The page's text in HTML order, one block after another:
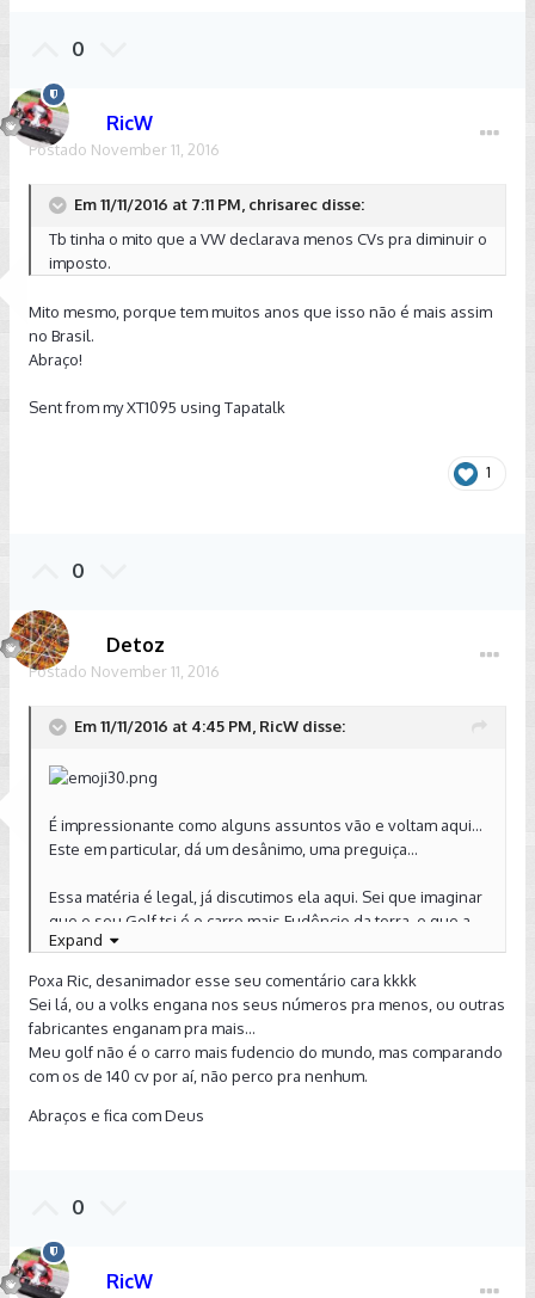
0
RicW
Postado November 11, 2016
Em 11/11/2016 at 7:11 PM, chrisarec disse:
Tb tinha o mito que a VW declarava menos CVs pra diminuir o
imposto.
Mito mesmo, porque tem muitos anos que isso não é mais assim
no Brasil.
Abraço!
Sent from my XT1095 using Tapatalk
1
0
Detoz
Postado November 11, 2016
Em 11/11/2016 at 4:45 PM, RicW disse:
É impressionante como alguns assuntos vão e voltam aqui...
Este em particular, dá um desânimo, uma preguiça...
Essa matéria é legal, já discutimos ela aqui. Sei que imaginar
que o seu Golf tsi é o carro mais Fudêncio da terra, e que a
VW mente nos números, diminuindo eles por algum motivo
adianta tentar se enganar: o seu Golf, medido da forma
padronizada pela SAE, DIN e outras, tem 140 CV e 25,5 kgf*m
de torque.
De resto, fazem contas questionáveis, assumem coisas que
o fabricante não diz, comparam bananas com laranjas e ficam
Expand
Poxa Ric, desanimador esse seu comentário cara kkkk
Sei lá, ou a volks engana nos seus números pra menos, ou outras
fabricantes enganam pra mais...
Meu golf não é o carro mais fudencio do mundo, mas comparando
com os de 140 cv por aí, não perco pra nenhum.
Abraços e fica com Deus
0
RicW